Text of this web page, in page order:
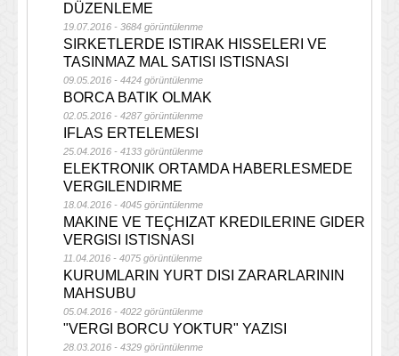
DÜZENLEME
19.07.2016 - 3684 görüntülenme
SIRKETLERDE ISTIRAK HISSELERI VE
TASINMAZ MAL SATISI ISTISNASI
09.05.2016 - 4424 görüntülenme
BORCA BATIK OLMAK
02.05.2016 - 4287 görüntülenme
IFLAS ERTELEMESI
25.04.2016 - 4133 görüntülenme
ELEKTRONIK ORTAMDA HABERLESMEDE
VERGILENDIRME
18.04.2016 - 4045 görüntülenme
MAKINE VE TEÇHIZAT KREDILERINE GIDER
VERGISI ISTISNASI
11.04.2016 - 4075 görüntülenme
KURUMLARIN YURT DISI ZARARLARININ
MAHSUBU
05.04.2016 - 4022 görüntülenme
"VERGI BORCU YOKTUR" YAZISI
28.03.2016 - 4329 görüntülenme